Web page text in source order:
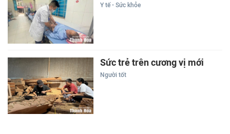
Y tế - Sức khỏe
Sức trẻ trên cương vị mới
Người tốt